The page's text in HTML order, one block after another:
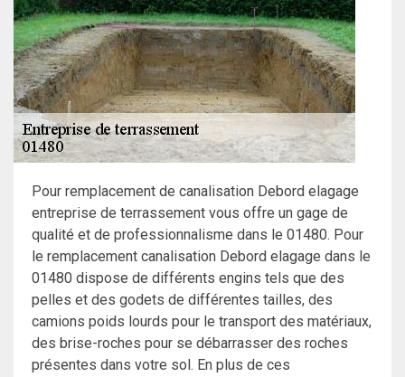
Pour remplacement de canalisation Debord elagage
entreprise de terrassement vous offre un gage de
qualité et de professionnalisme dans le 01480. Pour
le remplacement canalisation Debord elagage dans le
01480 dispose de différents engins tels que des
pelles et des godets de différentes tailles, des
camions poids lourds pour le transport des matériaux,
des brise-roches pour se débarrasser des roches
présentes dans votre sol. En plus de ces